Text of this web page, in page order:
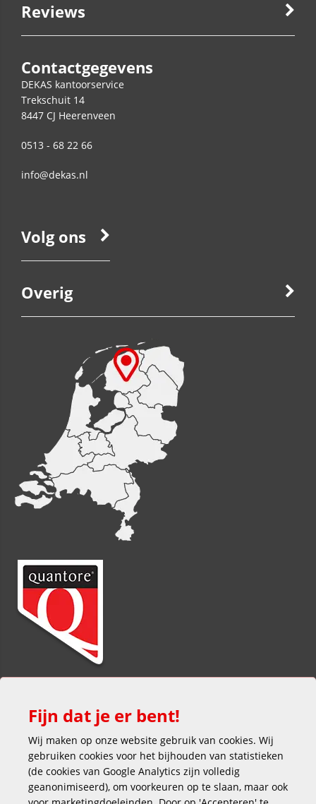
Reviews
Contactgegevens
DEKAS kantoorservice
Trekschuit 14
8447 CJ Heerenveen
0513 - 68 22 66
info@dekas.nl
Volg ons
Overig
Veilig en gemakkelijk betalen
Fijn dat je er bent!
Wij maken op onze website gebruik van cookies. Wij
gebruiken cookies voor het bijhouden van statistieken
(de cookies van Google Analytics zijn volledig
geanonimiseerd), om voorkeuren op te slaan, maar ook